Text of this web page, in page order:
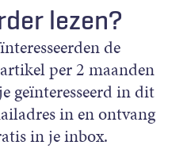
lezen?
de
per 2 maanden
geïnteresseerd in dit
in en ontvang
in je inbox.